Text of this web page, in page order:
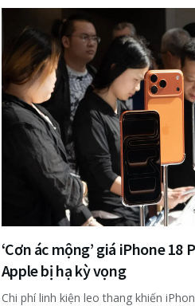
‘Cơn ác mộng’ giá iPhone 18
Apple bị hạ kỳ vọng
Chi phí linh kiện leo thang khiến